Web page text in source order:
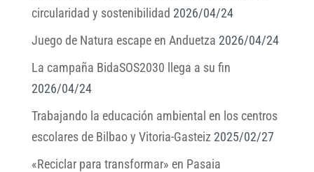
circularidad y sostenibilidad 2026/04/24
Juego de Natura escape en Anduetza 2026/04/24
La campaña BidaSOS2030 llega a su fin
2026/04/24
Trabajando la educación ambiental en los centros
escolares de Bilbao y Vitoria-Gasteiz 2025/02/27
«Reciclar para transformar» en Pasaia